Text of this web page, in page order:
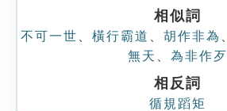
相似詞
不可一世 橫行霸道 胡作非為
無天
為非作歹
相反詞
循規蹈矩